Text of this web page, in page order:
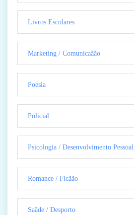
Livros Escolares
Marketing / Comunicaãão
Poesia
Policial
Psicologia / Desenvolvimento Pessoal
Romance / Ficãão
Saãde / Desporto